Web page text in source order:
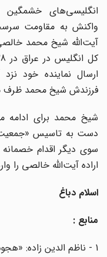
انگلیسی‌های خشمگین
واکنش به مقاومت
آیت‌الله شیخ محمد
ارسال نماینده خود نزد
فرزندش شیخ محمد ظرف مدت 24 ساعت عراق را
شیخ محمد برای ادامه
دست به تاسیس «جمعیت
سوی دیگر اقدام خصمانه
اراده آیت‌الله خالصی را
اسلام دباغ
منابع :